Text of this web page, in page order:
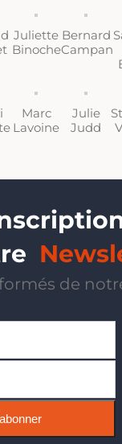
Juliette
Binoche
Bernard
Campan
Marc
Lavoine
Julie
Judd
de